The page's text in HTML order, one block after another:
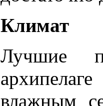
Климат
Лучшие
влажным